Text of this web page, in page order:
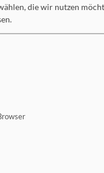
weiß; 2210 Pfeifen;
die wir nutzen